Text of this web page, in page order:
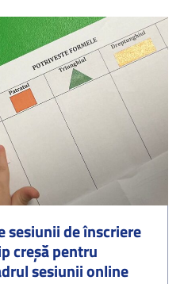
sesiunii de înscriere
creșă pentru
sesiunii online